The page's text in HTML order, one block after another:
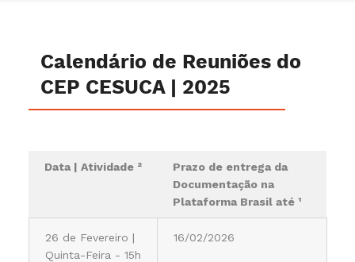
Calendário de Reuniões do
CEP CESUCA | 2025
Data | Atividade ²
Prazo de entrega da
Documentação na
Plataforma Brasil até ¹
26 de Fevereiro |
Quinta-Feira - 15h
16/02/2026